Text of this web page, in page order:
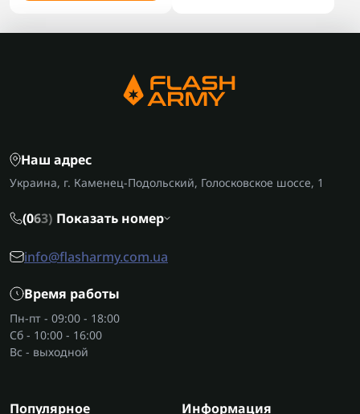
Наш адрес
Украина, г. Каменец-Подольский, Голосковское шоссе, 1
(063) Показать номер
info@flasharmy.com.ua
Время работы
Пн-пт - 09:00 - 18:00
Сб - 10:00 - 16:00
Вс - выходной
Популярное Информация